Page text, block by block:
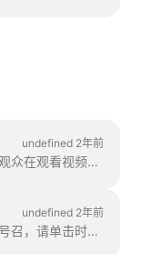
undefined 2年前
视频行动号召是一段内容，它能诱导观众在观看视频后采取某种行动。它可能是（但...
undefined 2年前
要在 Wave.video 中为视频添加行动号召，请单击时间轴上的 "添加行动号召 "标志。它将在...